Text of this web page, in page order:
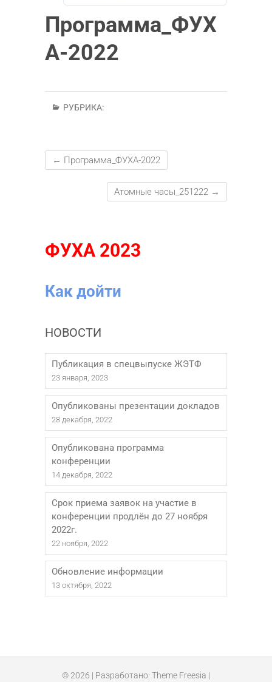
Программа_ФУХ
А-2022
РУБРИКА:
← Программа_ФУХА-2022
Атомные часы_251222 →
ФУХА 2023
Как дойти
НОВОСТИ
Публикация в спецвыпуске ЖЭТФ
23 января, 2023
Опубликованы презентации докладов
28 декабря, 2022
Опубликована программа
конференции
14 декабря, 2022
Срок приема заявок на участие в
конференции продлён до 27 ноября
2022г.
22 ноября, 2022
Обновление информации
13 октября, 2022
© 2026 | Разработано: Theme Freesia |